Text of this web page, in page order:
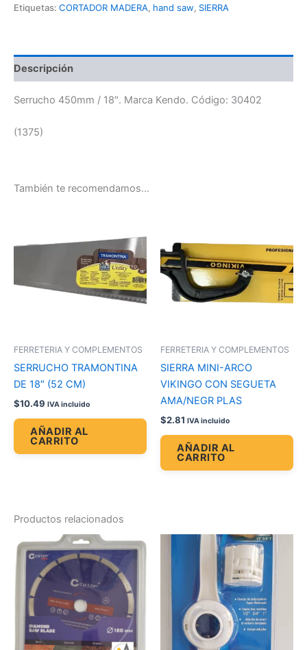
Etiquetas: CORTADOR MADERA, hand saw, SIERRA
Descripción
Serrucho 450mm / 18″. Marca Kendo. Código: 30402
(1375)
También te recomendamos…
FERRETERIA Y COMPLEMENTOS
SERRUCHO TRAMONTINA
DE 18″ (52 CM)
$10.49 IVA incluido
AÑADIR AL
CARRITO
FERRETERIA Y COMPLEMENTOS
SIERRA MINI-ARCO
VIKINGO CON SEGUETA
AMA/NEGR PLAS
$2.81 IVA incluido
AÑADIR AL
CARRITO
Productos relacionados